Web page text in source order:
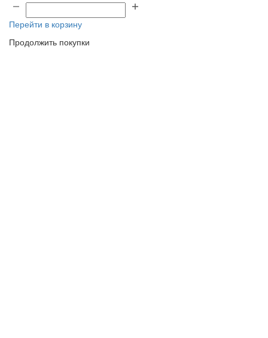
Перейти в корзину
Продолжить покупки